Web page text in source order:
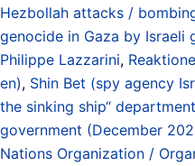
Hezbollah attacks /
genocide in Gaza by Israeli
Philippe Lazzarini,
en), Shin Bet (spy agency
the sinking ship“ department
government (December
Nations Organization /